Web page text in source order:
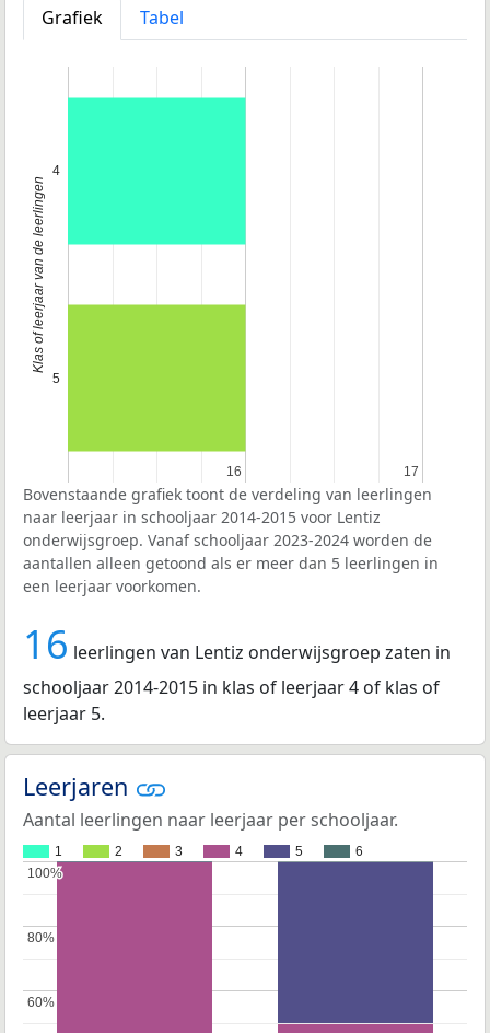
Grafiek Tabel
16
16 17
17
4
5
Klas of leerjaar van de leerlingen
Bovenstaande grafiek toont de verdeling van leerlingen
naar leerjaar in schooljaar 2014-2015 voor Lentiz
onderwijsgroep. Vanaf schooljaar 2023-2024 worden de
aantallen alleen getoond als er meer dan 5 leerlingen in
een leerjaar voorkomen.
16 leerlingen van Lentiz onderwijsgroep zaten in
schooljaar 2014-2015 in klas of leerjaar 4 of klas of
leerjaar 5.
Leerjaren
Aantal leerlingen naar leerjaar per schooljaar.
1 2 3 4 5 6
60%
60%
80%
80%
100%
100%